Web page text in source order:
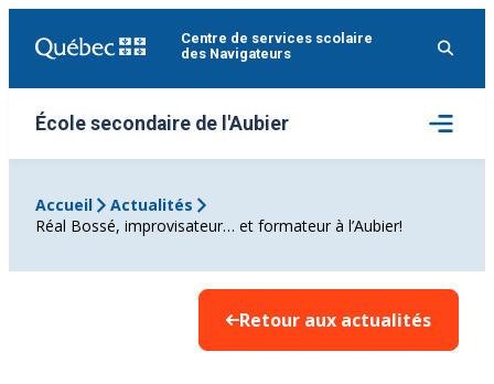
Centre de services scolaire
des Navigateurs
École secondaire de l'Aubier
Ouvrir
le
menu
Accueil
Actualités
Réal Bossé, improvisateur… et formateur à l’Aubier!
Retour aux actualités